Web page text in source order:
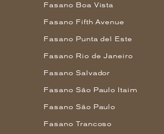
Fasano Boa Vista
Fasano Fifth Avenue
Fasano Punta del Este
Fasano Rio de Janeiro
Fasano Salvador
Fasano São Paulo Itaim
Fasano São Paulo
Fasano Trancoso